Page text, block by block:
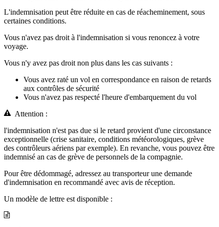
L'indemnisation peut être réduite en cas de réacheminement, sous
certaines conditions.
Vous n'avez pas droit à l'indemnisation si vous renoncez à votre
voyage.
Vous n'y avez pas droit non plus dans les cas suivants :
Vous avez raté un vol en correspondance en raison de retards
aux contrôles de sécurité
Vous n'avez pas respecté l'heure d'embarquement du vol
Attention :
l'indemnisation n'est pas due si le retard provient d'une circonstance
exceptionnelle (crise sanitaire, conditions météorologiques, grève
des contrôleurs aériens par exemple). En revanche, vous pouvez être
indemnisé an cas de grève de personnels de la compagnie.
Pour être dédommagé, adressez au transporteur une demande
d'indemnisation en recommandé avec avis de réception.
Un modèle de lettre est disponible :